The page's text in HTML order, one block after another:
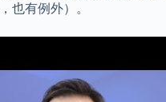
也有例外）。